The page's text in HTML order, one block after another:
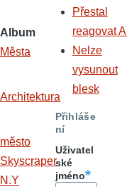
Album
Města
Architektura
město
Skyscraper
N.Y
Přestal
reagovat
Nelze
vysunout
blesk
Přihláše
ní
Uživatel
ské
jméno